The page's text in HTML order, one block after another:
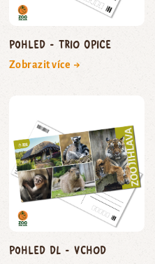
Pohled - trio opice
Zobrazit více →
Pohled DL - vchod